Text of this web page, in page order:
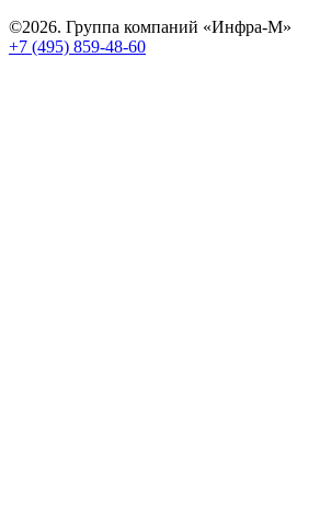
©2026. Группа компаний «Инфра-М»
+7 (495) 859-48-60